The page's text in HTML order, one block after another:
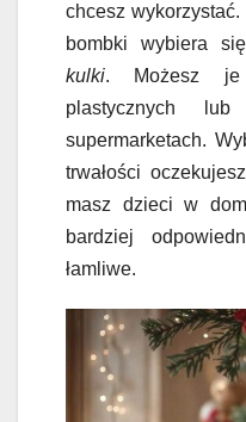
chcesz
bombki wybiera
kulki. Możesz je
plastycznych
supermarketach.
trwałości
masz dzieci w
bardziej
łamliwe.